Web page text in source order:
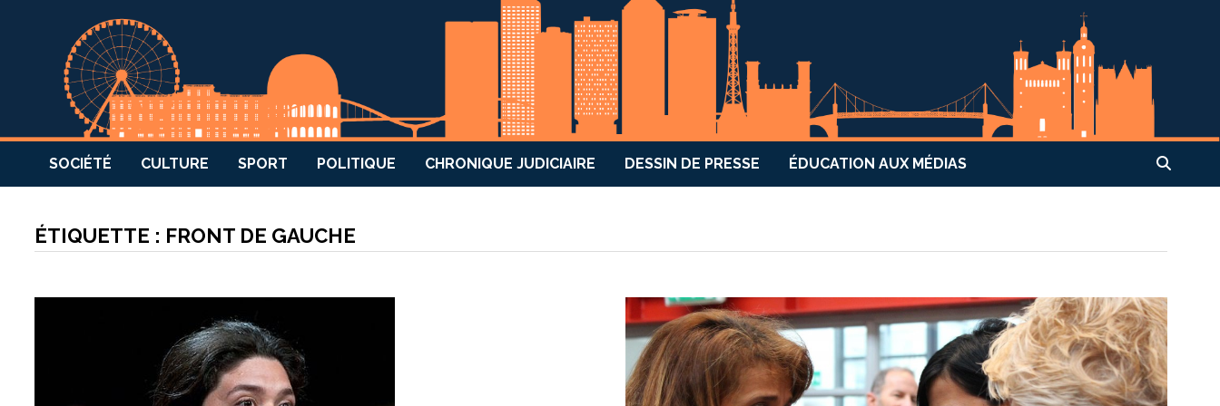
SOCIÉTÉ CULTURE SPORT POLITIQUE CHRONIQUE JUDICIAIRE DESSIN DE PRESSE ÉDUCATION AUX MÉDIAS
ÉTIQUETTE : FRONT DE GAUCHE